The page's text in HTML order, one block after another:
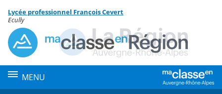
Menu de la rubrique
Contenu
Lycée professionnel François Cevert
Ecully
MENU